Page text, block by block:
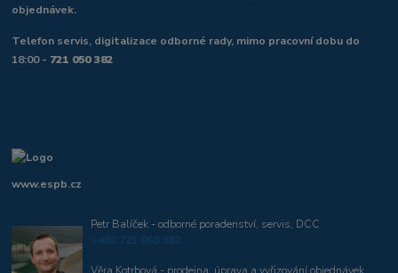
objednávek.
Telefon servis, digitalizace odborné rady, mimo pracovní dobu do
18:00 - 721 050 382
www.espb.cz
Petr Balíček - odborné poradenství, servis, DCC
+420 721 050 382